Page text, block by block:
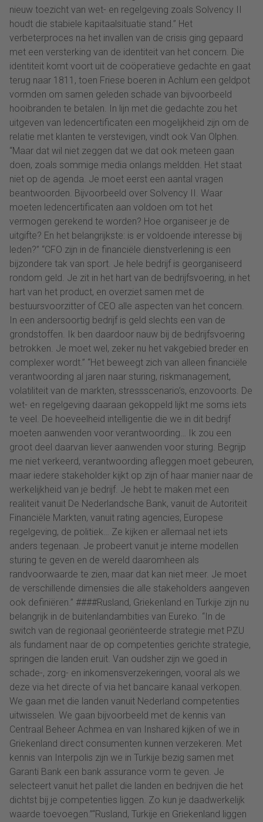
nieuw toezicht van wet- en regelgeving zoals Solvency II
houdt die stabiele kapitaalsituatie stand.” Het
verbeterproces na het invallen van de crisis ging gepaard
met een versterking van de identiteit van het concern. Die
identiteit komt voort uit de coöperatieve gedachte en gaat
terug naar 1811, toen Friese boeren in Achlum een geldpot
vormden om samen geleden schade van bijvoorbeeld
hooibranden te betalen. In lijn met die gedachte zou het
uitgeven van ledencertificaten een mogelijkheid zijn om de
relatie met klanten te verstevigen, vindt ook Van Olphen.
“Maar dat wil niet zeggen dat we dat ook meteen gaan
doen, zoals sommige media onlangs meldden. Het staat
niet op de agenda. Je moet eerst een aantal vragen
beantwoorden. Bijvoorbeeld over Solvency II. Waar
moeten ledencertificaten aan voldoen om tot het
vermogen gerekend te worden? Hoe organiseer je de
uitgifte? En het belangrijkste: is er voldoende interesse bij
leden?” “CFO zijn in de financiële dienstverlening is een
bijzondere tak van sport. Je hele bedrijf is georganiseerd
rondom geld. Je zit in het hart van de bedrijfsvoering, in het
hart van het product, en overziet samen met de
bestuursvoorzitter of CEO alle aspecten van het concern.
In een andersoortig bedrijf is geld slechts een van de
grondstoffen. Ik ben daardoor nauw bij de bedrijfsvoering
betrokken. Je moet wel, zeker nu het vakgebied breder en
complexer wordt.” “Het beweegt zich van alleen financiële
verantwoording al jaren naar sturing, riskmanagement,
volatiliteit van de markten, stressscenario’s, enzovoorts. De
wet- en regelgeving daaraan gekoppeld lijkt me soms iets
te veel. De hoeveelheid intelligentie die we in dit bedrijf
moeten aanwenden voor verantwoording… Ik zou een
groot deel daarvan liever aanwenden voor sturing. Begrijp
me niet verkeerd, verantwoording afleggen moet gebeuren,
maar iedere stakeholder kijkt op zijn of haar manier naar de
werkelijkheid van je bedrijf. Je hebt te maken met een
realiteit vanuit De Nederlandsche Bank, vanuit de Autoriteit
Financiële Markten, vanuit rating agencies, Europese
regelgeving, de politiek… Ze kijken er allemaal net iets
anders tegenaan. Je probeert vanuit je interne modellen
sturing te geven en de wereld daaromheen als
randvoorwaarde te zien, maar dat kan niet meer. Je moet
de verschillende dimensies die alle stakeholders aangeven
ook definiëren.” ####Rusland, Griekenland en Turkije zijn nu
belangrijk in de buitenlandambities van Eureko. “In de
switch van de regionaal georiënteerde strategie met PZU
als fundament naar de op competenties gerichte strategie,
springen die landen eruit. Van oudsher zijn we goed in
schade-, zorg- en inkomensverzekeringen, vooral als we
deze via het directe of via het bancaire kanaal verkopen.
We gaan met die landen vanuit Nederland competenties
uitwisselen. We gaan bijvoorbeeld met de kennis van
Centraal Beheer Achmea en van Inshared kijken of we in
Griekenland direct consumenten kunnen verzekeren. Met
kennis van Interpolis zijn we in Turkije bezig samen met
Garanti Bank een bank assurance vorm te geven. Je
selecteert vanuit het pallet die landen en bedrijven die het
dichtst bij je competenties liggen. Zo kun je daadwerkelijk
waarde toevoegen.”“Rusland, Turkije en Griekenland liggen